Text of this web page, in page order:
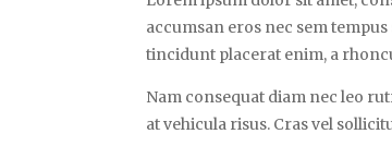
accumsan eros nec sem
tincidunt placerat enim, a
Nam consequat diam nec leo
at vehicula risus. Cras vel